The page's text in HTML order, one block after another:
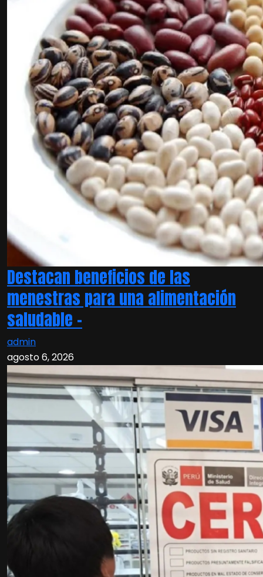
Destacan beneficios de las
menestras para una alimentación
saludable –
admin
agosto 6, 2026